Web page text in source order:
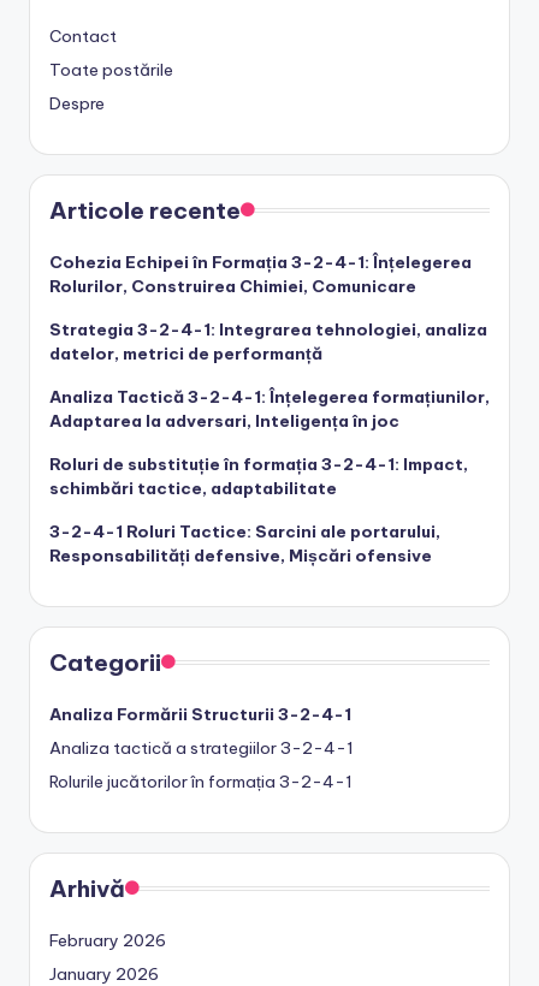
Contact
Toate postările
Despre
Articole recente
Cohezia Echipei în Formația 3-2-4-1: Înțelegerea
Rolurilor, Construirea Chimiei, Comunicare
Strategia 3-2-4-1: Integrarea tehnologiei, analiza
datelor, metrici de performanță
Analiza Tactică 3-2-4-1: Înțelegerea formațiunilor,
Adaptarea la adversari, Inteligența în joc
Roluri de substituție în formația 3-2-4-1: Impact,
schimbări tactice, adaptabilitate
3-2-4-1 Roluri Tactice: Sarcini ale portarului,
Responsabilități defensive, Mișcări ofensive
Categorii
Analiza Formării Structurii 3-2-4-1
Analiza tactică a strategiilor 3-2-4-1
Rolurile jucătorilor în formația 3-2-4-1
Arhivă
February 2026
January 2026